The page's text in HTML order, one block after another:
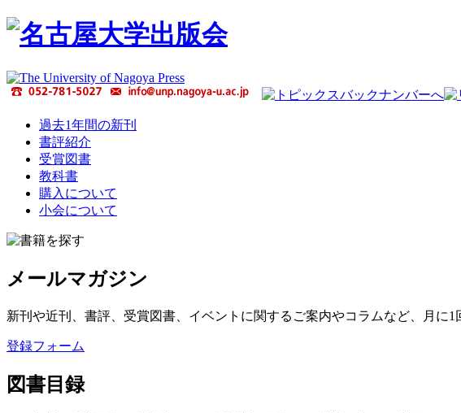
過去1年間の新刊
書評紹介
受賞図書
教科書
購入について
小会について
メールマガジン
新刊や近刊、書評、受賞図書、イベントに関するご案内やコラムなど、月に
登録フォーム
図書目録